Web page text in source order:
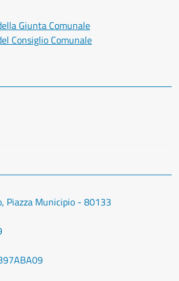
Giunta Comunale
Consiglio Comunale
Piazza Municipio - 80133